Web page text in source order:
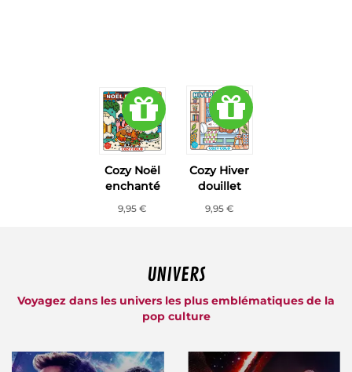
Cozy Noël
enchanté
9,95 €
Cozy Hiver
douillet
9,95 €
UNIVERS
Voyagez dans les univers les plus emblématiques de la
pop culture